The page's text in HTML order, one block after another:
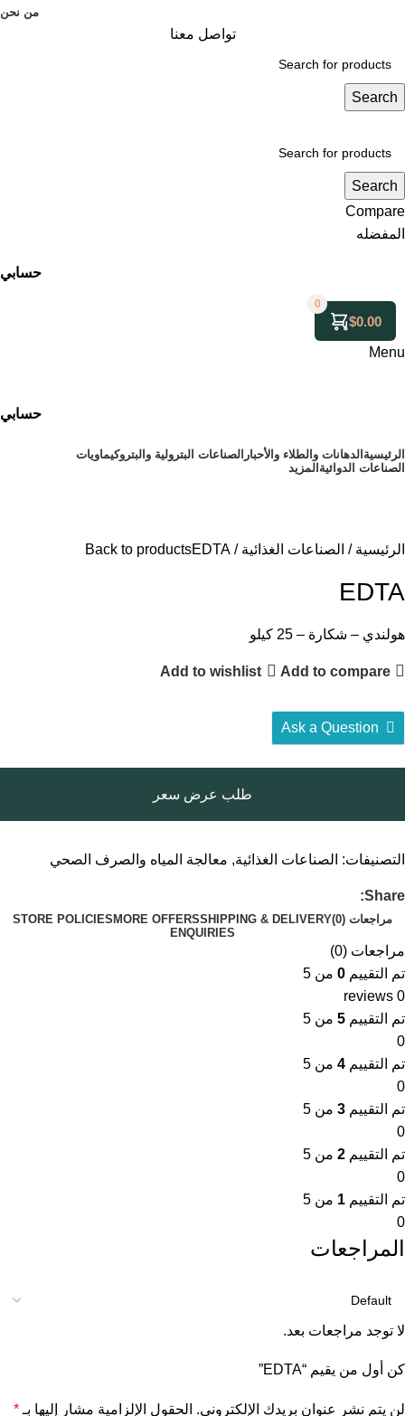
من نحن
تواصل معنا
Search
Search
Compare
المفضله
حسابي
0
$0.00
Menu
حسابي
الرئيسية ⁠الدهانات والطلاء والأحبار الصناعات البترولية والبتروكيماويات
الصناعات الدوائية المزيد
الرئيسية الصناعات الغذائية EDTA
Back to products
EDTA
هولندي – شكارة – 25 كيلو
Add to compare
Add to wishlist
Ask a Question
طلب عرض سعر
التصنيفات: الصناعات الغذائية, معالجة المياه والصرف الصحي
Share:
مراجعات (0) SHIPPING & DELIVERY
MORE OFFERS
STORE POLICIES
ENQUIRIES
مراجعات (0)
تم التقييم 0 من 5
0 reviews
تم التقييم 5 من 5
0
تم التقييم 4 من 5
0
تم التقييم 3 من 5
0
تم التقييم 2 من 5
0
تم التقييم 1 من 5
0
المراجعات
لا توجد مراجعات بعد.
كن أول من يقيم “EDTA”
لن يتم نشر عنوان بريدك الإلكتروني. الحقول الإلزامية مشار إليها بـ *